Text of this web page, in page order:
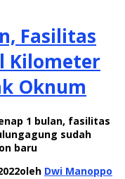
Fasilitas
Kilometer
Oknum
1 bulan, fasilitas
sudah
baru
oleh Dwi Manoppo